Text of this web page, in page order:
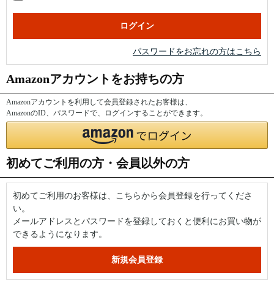
パスワードをお忘れの方はこちら
Amazonアカウントをお持ちの方
Amazonアカウントを利用して会員登録されたお客様は、
AmazonのID、パスワードで、ログインすることができます。
初めてご利用の方・会員以外の方
初めてご利用のお客様は、こちらから会員登録を行ってくださ
い。
メールアドレスとパスワードを登録しておくと便利にお買い物が
できるようになります。